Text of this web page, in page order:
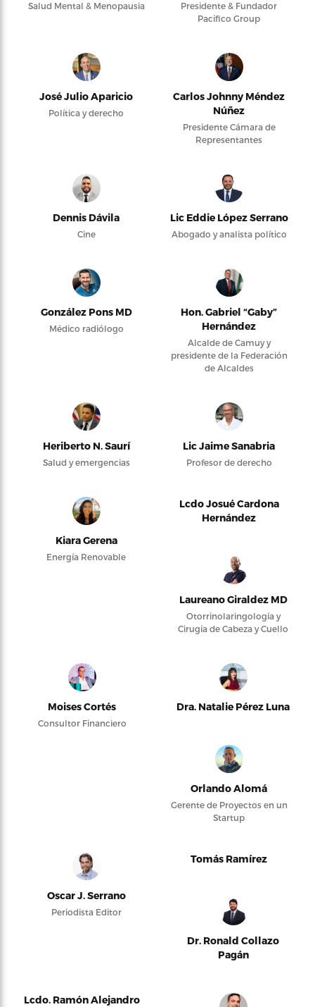
Salud Mental & Menopausia
Presidente & Fundador
Pacifico Group
José Julio Aparicio
Política y derecho
Carlos Johnny Méndez
Núñez
Presidente Cámara de
Representantes
Dennis Dávila
Cine
Lic Eddie López Serrano
Abogado y analista político
González Pons MD
Médico radiólogo
Hon. Gabriel “Gaby”
Hernández
Alcalde de Camuy y
presidente de la Federación
de Alcaldes
Heriberto N. Saurí
Salud y emergencias
Lic Jaime Sanabria
Profesor de derecho
Kiara Gerena
Energía Renovable
Lcdo Josué Cardona
Hernández
Laureano Giraldez MD
Otorrinolaringología y
Cirugía de Cabeza y Cuello
Moises Cortés
Consultor Financiero
Dra. Natalie Pérez Luna
Orlando Alomá
Gerente de Proyectos en un
Startup
Oscar J. Serrano
Periodista Editor
Tomás Ramírez
Dr. Ronald Collazo
Pagán
Lcdo. Ramón Alejandro